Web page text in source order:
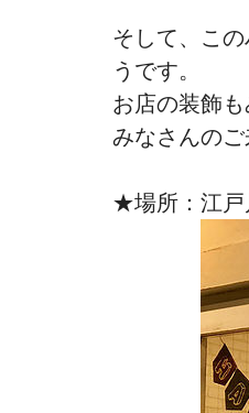
そして、こ
うです。
お店の装飾
みなさんの
★場所：江戸